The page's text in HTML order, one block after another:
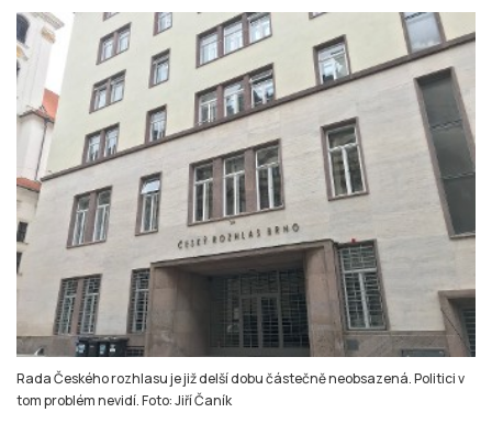
Zapomněli jste heslo?
Založit nový účet
Rada Českého rozhlasu je již delší dobu částečně neobsazená. Politici v
tom problém nevidí. Foto: Jiří Čaník